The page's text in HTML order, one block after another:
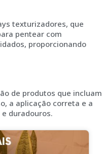
texturizadores, que
pentear com
proporcionando
de produtos que incluam
a aplicação correta e a
duradouros.